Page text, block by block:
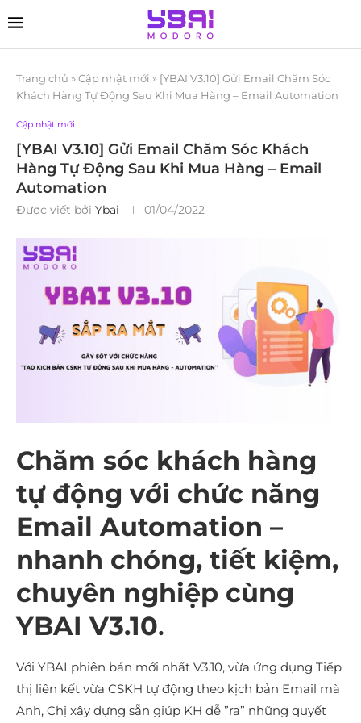
Trang chủ »Cập nhật mới » [YBAI V3.10] Gửi Email Chăm Sóc
Khách Hàng Tự Động Sau Khi Mua Hàng – Email Automation
Cập nhật mới
[YBAI V3.10] Gửi Email Chăm Sóc Khách
Hàng Tự Động Sau Khi Mua Hàng – Email
Automation
Được viết bởi Ybai 01/04/2022
Chăm sóc khách hàng
tự động với chức năng
Email Automation –
nhanh chóng, tiết kiệm,
chuyên nghiệp cùng
YBAI V3.10.
Với YBAI phiên bản mới nhất V3.10, vừa ứng dụng Tiếp
thị liên kết vừa CSKH tự động theo kịch bản Email mà
Anh, Chị xây dựng sẵn giúp KH dễ ”ra” những quyết